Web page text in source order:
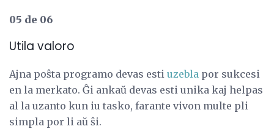
05 de 06
Utila valoro
Ajna poŝta programo devas esti uzebla por sukcesi
en la merkato. Ĝi ankaŭ devas esti unika kaj helpas
al la uzanto kun iu tasko, farante vivon multe pli
simpla por li aŭ ŝi.